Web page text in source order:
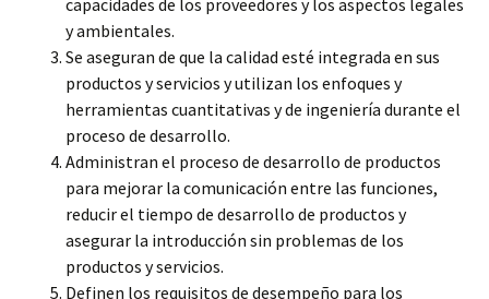
capacidades de los proveedores y los aspectos legales
y ambientales.
Se aseguran de que la calidad esté integrada en sus
productos y servicios y utilizan los enfoques y
herramientas cuantitativas y de ingeniería durante el
proceso de desarrollo.
Administran el proceso de desarrollo de productos
para mejorar la comunicación entre las funciones,
reducir el tiempo de desarrollo de productos y
asegurar la introducción sin problemas de los
productos y servicios.
Definen los requisitos de desempeño para los